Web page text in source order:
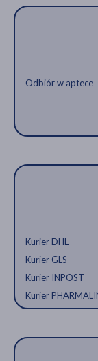
Odbiór w aptece
Kurier DHL
Kurier GLS
Kurier INPOST
Kurier